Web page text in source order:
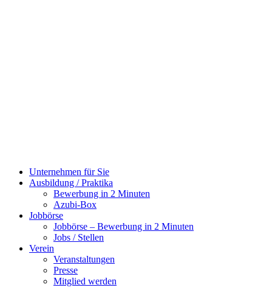
Unternehmen für Sie
Ausbildung / Praktika
Bewerbung in 2 Minuten
Azubi-Box
Jobbörse
Jobbörse – Bewerbung in 2 Minuten
Jobs / Stellen
Verein
Veranstaltungen
Presse
Mitglied werden